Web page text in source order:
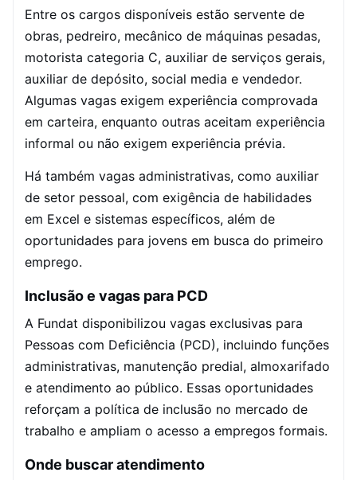
Entre os cargos disponíveis estão servente de
obras, pedreiro, mecânico de máquinas pesadas,
motorista categoria C, auxiliar de serviços gerais,
auxiliar de depósito, social media e vendedor.
Algumas vagas exigem experiência comprovada
em carteira, enquanto outras aceitam experiência
informal ou não exigem experiência prévia.
Há também vagas administrativas, como auxiliar
de setor pessoal, com exigência de habilidades
em Excel e sistemas específicos, além de
oportunidades para jovens em busca do primeiro
emprego.
Inclusão e vagas para PCD
A Fundat disponibilizou vagas exclusivas para
Pessoas com Deficiência (PCD), incluindo funções
administrativas, manutenção predial, almoxarifado
e atendimento ao público. Essas oportunidades
reforçam a política de inclusão no mercado de
trabalho e ampliam o acesso a empregos formais.
Onde buscar atendimento